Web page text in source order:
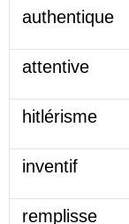
authentique
attentive
hitlérisme
inventif
remplisse